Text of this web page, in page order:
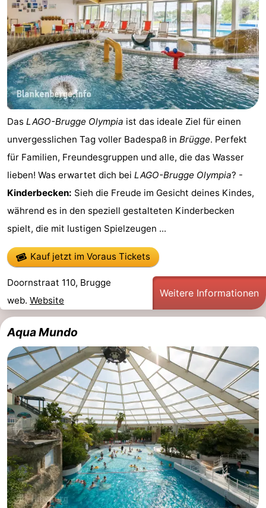
Reiten
-
Golfplatze
-
Surfen
-
Sportangeln
Haifischzähne
Seehunden
Essen
und
trinken
Veranstaltungen
Praktisch
Forum
Route
-
Parken
Reisebuchshop
Medizin
Adressen
Region
Zeeland
Walcheren
-
Veere
-
Domburg
-
Das LAGO-Brugge Olympia ist das ideale Ziel für einen
unvergesslichen Tag voller Badespaß in Brügge. Perfekt
für Familien, Freundesgruppen und alle, die das Wasser
lieben! Was erwartet dich bei LAGO-Brugge Olympia? -
Kinderbecken: Sieh die Freude im Gesicht deines Kindes,
während es in den speziell gestalteten Kinderbecken
spielt, die mit lustigen Spielzeugen ...
Kauf jetzt im Voraus Tickets
Doornstraat 110, Brugge
web. Website
Weitere Informationen
Aqua Mundo